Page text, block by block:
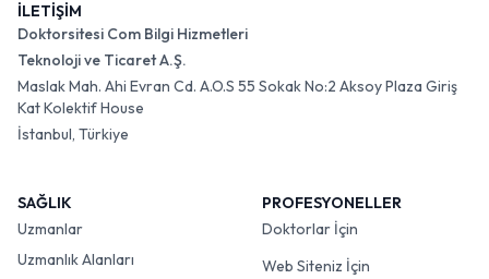
İLETİŞİM
Doktorsitesi Com Bilgi Hizmetleri
Teknoloji ve Ticaret A.Ş.
Maslak Mah. Ahi Evran Cd. A.O.S 55 Sokak No:2 Aksoy Plaza Giriş
Kat Kolektif House
İstanbul, Türkiye
SAĞLIK
Uzmanlar
Uzmanlık Alanları
PROFESYONELLER
Doktorlar İçin
Web Siteniz İçin